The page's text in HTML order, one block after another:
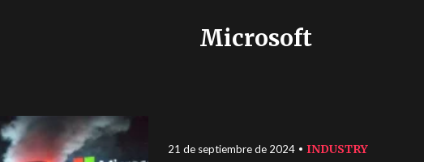
Microsoft
21 de septiembre de 2024 INDUSTRY